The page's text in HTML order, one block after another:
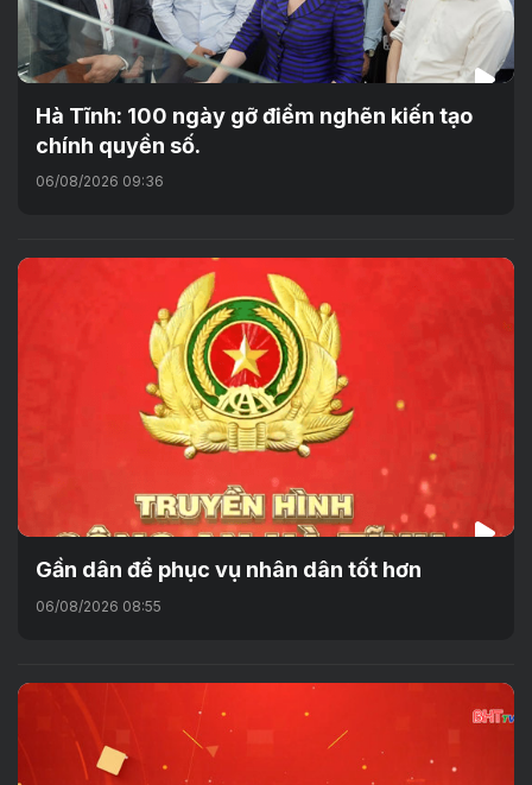
Hà Tĩnh: 100 ngày gỡ điểm nghẽn kiến tạo
chính quyền số.
06/08/2026 09:36
Gần dân để phục vụ nhân dân tốt hơn
06/08/2026 08:55